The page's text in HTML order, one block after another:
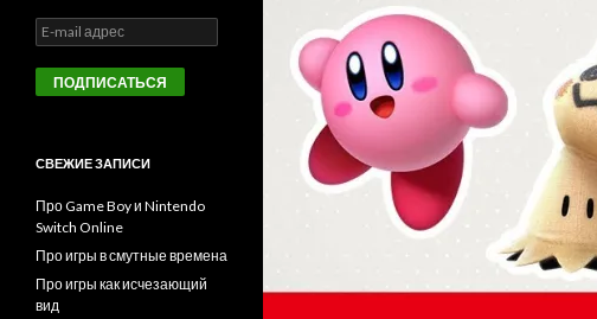
E
-
m
a
а
р
е
СВЕЖИЕ ЗАПИСИ
Про Game Boy и Nintendo
Switch Online
Про игры в смутные времена
Про игры как исчезающий
вид